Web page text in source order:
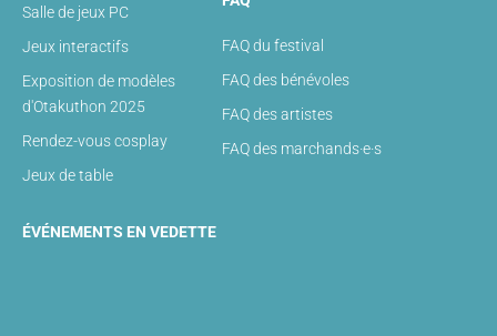
Salle de jeux PC
Jeux interactifs
Exposition de modèles
d'Otakuthon 2025
Rendez-vous cosplay
Jeux de table
ÉVÉNEMENTS EN VEDETTE
FAQ du festival
FAQ des bénévoles
FAQ des artistes
FAQ des marchands·e·s